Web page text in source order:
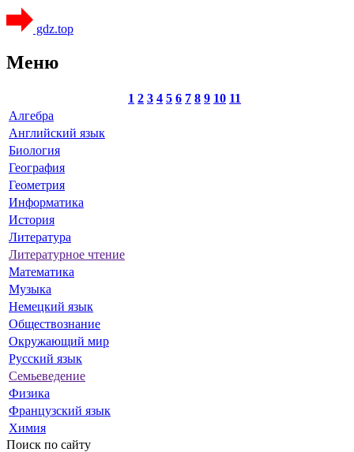
gdz.top
Меню
1 2 3 4 5 6 7 8 9 10 11
Алгебра
Английский язык
Биология
География
Геометрия
Информатика
История
Литература
Литературное чтение
Математика
Музыка
Немецкий язык
Обществознание
Окружающий мир
Русский язык
Семьеведение
Физика
Французский язык
Химия
Поиск по сайту